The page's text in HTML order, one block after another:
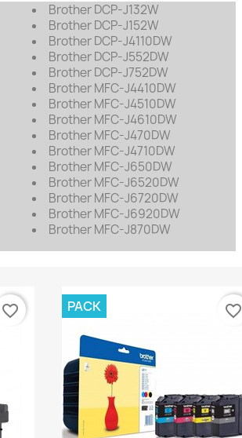
Brother DCP-J132W
Brother DCP-J152W
Brother DCP-J4110DW
Brother DCP-J552DW
Brother DCP-J752DW
Brother MFC-J4410DW
Brother MFC-J4510DW
Brother MFC-J4610DW
Brother MFC-J470DW
Brother MFC-J4710DW
Brother MFC-J650DW
Brother MFC-J6520DW
Brother MFC-J6720DW
Brother MFC-J6920DW
Brother MFC-J870DW
favorite_border PACK favorite_border